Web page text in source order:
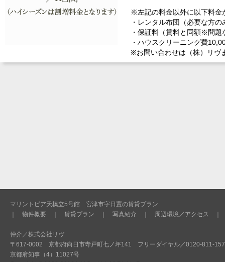
※左記の料金以外に以下料金
・レンタル布団（必要な方の
・保証料（賃料と同額※問題
・ハウスクリーニング費
※お問い合わせは（株）リヴ
マリントピア天橋立5号館 宮津市字日置の賃貸プラン
物件概要 賃貸プラン 写真紹介 周辺環境／アクセス
仲介／株式会社リヴ
〒617-0002 京都府向日市寺戸町七ノ坪141 フリーダイヤル／0120-811-
京都府知事（4）11027号